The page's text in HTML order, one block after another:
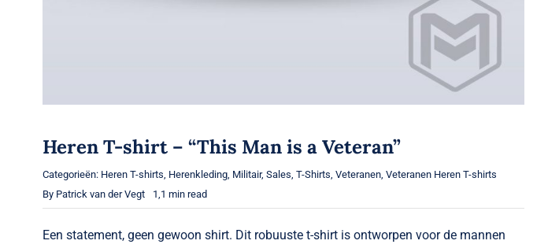
Heren T-shirt – “This Man is a Veteran”
Categorieën: Heren T-shirts, Herenkleding, Militair, Sales, T-Shirts, Veteranen, Veteranen Heren T-shirts
By Patrick van der Vegt 1,1 min read
Een statement, geen gewoon shirt. Dit robuuste t-shirt is ontworpen voor de mannen